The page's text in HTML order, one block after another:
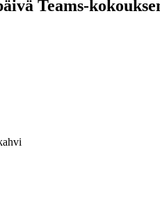
Teams-